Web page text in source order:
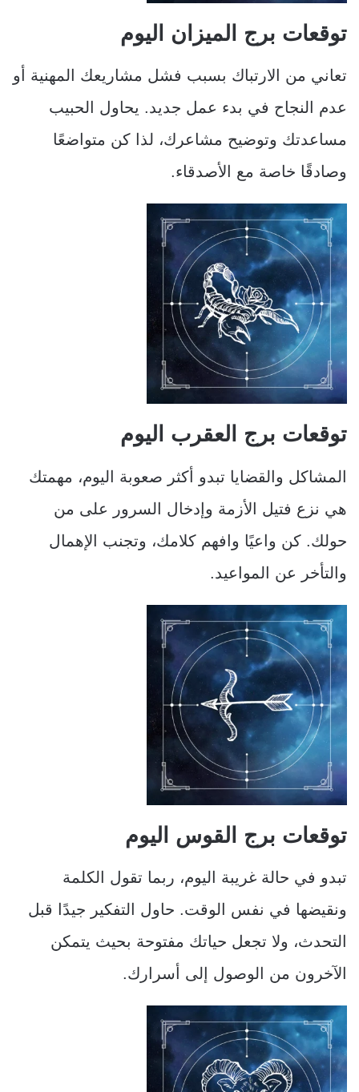
توقعات برج الميزان اليوم
تعاني من الارتباك بسبب فشل مشاريعك المهنية أو
عدم النجاح في بدء عمل جديد. يحاول الحبيب
مساعدتك وتوضيح مشاعرك، لذا كن متواضعًا
وصادقًا خاصة مع الأصدقاء.
توقعات برج العقرب اليوم
المشاكل والقضايا تبدو أكثر صعوبة اليوم، مهمتك
هي نزع فتيل الأزمة وإدخال السرور على من
حولك. كن واعيًا وافهم كلامك، وتجنب الإهمال
والتأخر عن المواعيد.
توقعات برج القوس اليوم
تبدو في حالة غريبة اليوم، ربما تقول الكلمة
ونقيضها في نفس الوقت. حاول التفكير جيدًا قبل
التحدث، ولا تجعل حياتك مفتوحة بحيث يتمكن
الآخرون من الوصول إلى أسرارك.